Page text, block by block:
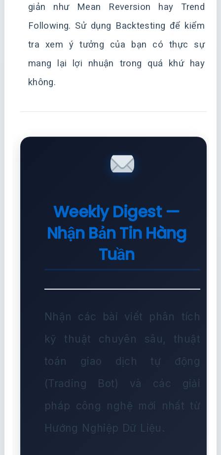
giản như Mean Reversion hay Trend
Following. Sử dụng Backtesting để kiểm
tra xem ý tưởng của bạn có thực sự
mang lại lợi nhuận trong quá khứ hay
không.
Weekly Digest —
Nhận Bản Tin Hàng
Tuần
Nhận các bài viết phân tích
kỹ thuật chuyên sâu, thuật
toán giao dịch tự động
(Trading Bot) và các giải
pháp công nghệ mới nhất từ
Hướng Nghiệp Dữ Liệu.